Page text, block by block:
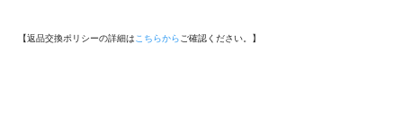
【返品交換ポリシーの詳細は こちらから ご確認ください。】